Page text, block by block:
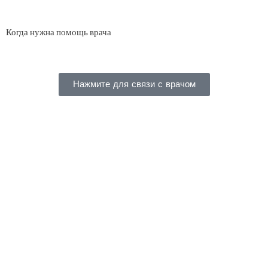
Когда нужна помощь врача
Нажмите для связи с врачом